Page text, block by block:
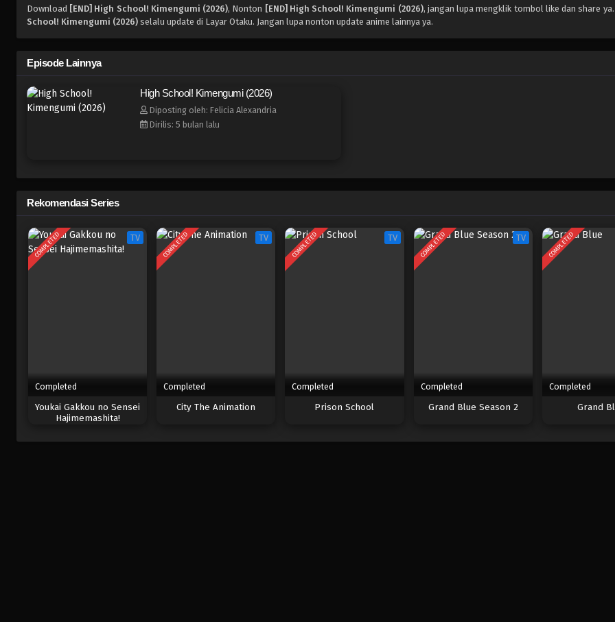
Download [END] High School! Kimengumi (2026), Nonton [END] High School! Kimengumi (2026), jangan lupa mengklik tombol like dan share ya.
School! Kimengumi (2026) selalu update di Layar Otaku. Jangan lupa nonton update anime lainnya ya.
Episode Lainnya
High School! Kimengumi (2026)
Diposting oleh: Felicia Alexandria
Dirilis: 5 bulan lalu
Rekomendasi Series
COMPLETED TV
Completed
Youkai Gakkou no Sensei
Hajimemashita!
COMPLETED TV
Completed
City The Animation
COMPLETED TV
Completed
Prison School
COMPLETED TV
Completed
Grand Blue Season 2
COMPLETED
Completed
Grand